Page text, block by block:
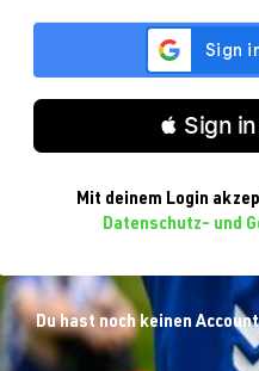
 Sign
Mit deinem Login
Datenschutz- und
Du hast noch keinen